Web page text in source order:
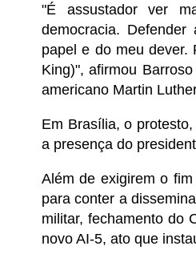
"É assustador ver
democracia.
papel e do meu dever.
King)", afirmou
americano Martin
​Em Brasília, o
a presença do
Além de exigirem o
para conter a
militar, fechamento do
novo AI-5, ato que